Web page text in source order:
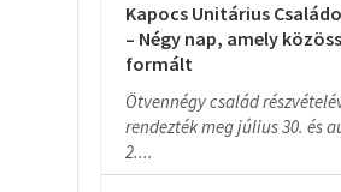
Kapocs Unitárius
– Négy nap, amely
formált
Ötvennégy család
rendezték meg július 30. és
2....